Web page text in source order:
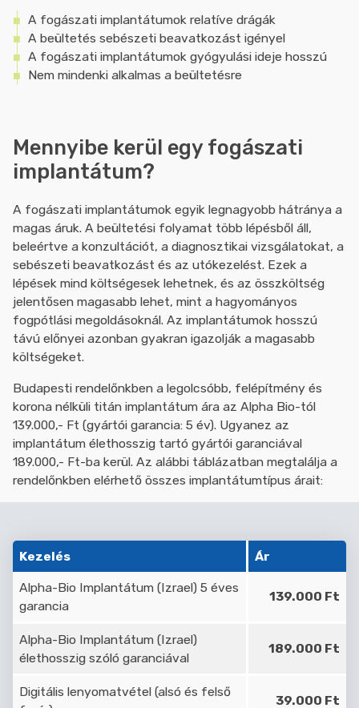
A fogászati implantátumok relatíve drágák
A beültetés sebészeti beavatkozást igényel
A fogászati implantátumok gyógyulási ideje hosszú
Nem mindenki alkalmas a beültetésre
Mennyibe kerül egy fogászati
implantátum?
A fogászati implantátumok egyik legnagyobb hátránya a
magas áruk. A beültetési folyamat több lépésből áll,
beleértve a konzultációt, a diagnosztikai vizsgálatokat, a
sebészeti beavatkozást és az utókezelést. Ezek a
lépések mind költségesek lehetnek, és az összköltség
jelentősen magasabb lehet, mint a hagyományos
fogpótlási megoldásoknál. Az implantátumok hosszú
távú előnyei azonban gyakran igazolják a magasabb
költségeket.
Budapesti rendelőnkben a legolcsóbb, felépítmény és
korona nélküli titán implantátum ára az Alpha Bio-tól
139.000,- Ft (gyártói garancia: 5 év). Ugyanez az
implantátum élethosszig tartó gyártói garanciával
189.000,- Ft-ba kerül. Az alábbi táblázatban megtalálja a
rendelőnkben elérhető összes implantátumtípus árait:
Kezelés Ár
Alpha-Bio Implantátum (Izrael) 5 éves
garancia
139.000 Ft
Alpha-Bio Implantátum (Izrael)
élethosszig szóló garanciával
189.000 Ft
Digitális lenyomatvétel (alsó és felső
39.000 Ft